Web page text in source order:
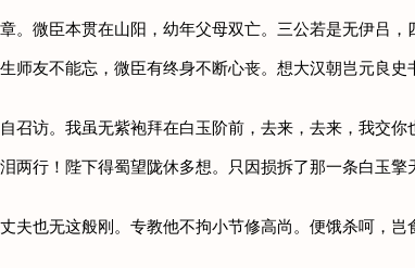
微臣本贯在山阳，幼年父母双亡。三公若是无伊吕
友不能忘，微臣有终身不断心丧。想大汉朝岂元良
访。我虽无紫袍拜在白玉阶前，去来，去来，我交你
行！陛下得蜀望陇休多想。只因损拆了那一条白玉
也无这般刚。专教他不拘小节修高尚。便饿杀呵，